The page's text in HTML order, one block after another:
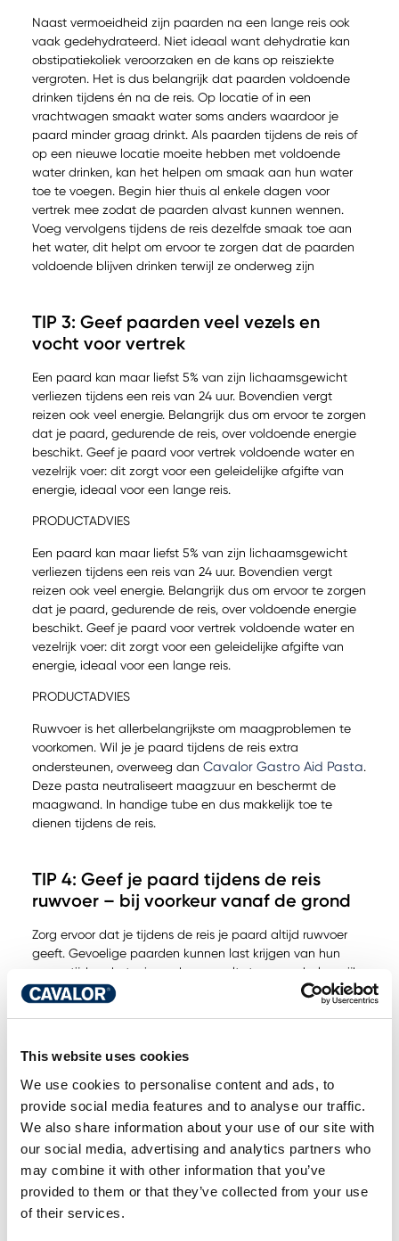
This website uses cookies
We use cookies to personalise content and ads, to
provide social media features and to analyse our traffic.
We also share information about your use of our site with
our social media, advertising and analytics partners who
may combine it with other information that you’ve
provided to them or that they’ve collected from your use
of their services.
Naast vermoeidheid zijn paarden na een lange reis ook
vaak gedehydrateerd. Niet ideaal want dehydratie kan
obstipatiekoliek veroorzaken en de kans op reisziekte
vergroten. Het is dus belangrijk dat paarden voldoende
drinken tijdens én na de reis. Op locatie of in een
vrachtwagen smaakt water soms anders waardoor je
paard minder graag drinkt. Als paarden tijdens de reis of
op een nieuwe locatie moeite hebben met voldoende
water drinken, kan het helpen om smaak aan hun water
toe te voegen. Begin hier thuis al enkele dagen voor
vertrek mee zodat de paarden alvast kunnen wennen.
Voeg vervolgens tijdens de reis dezelfde smaak toe aan
het water, dit helpt om ervoor te zorgen dat de paarden
voldoende blijven drinken terwijl ze onderweg zijn
TIP 3: Geef paarden veel vezels en
vocht voor vertrek
Een paard kan maar liefst 5% van zijn lichaamsgewicht
verliezen tijdens een reis van 24 uur. Bovendien vergt
reizen ook veel energie. Belangrijk dus om ervoor te zorgen
dat je paard, gedurende de reis, over voldoende energie
beschikt. Geef je paard voor vertrek voldoende water en
vezelrijk voer: dit zorgt voor een geleidelijke afgifte van
energie, ideaal voor een lange reis.
PRODUCTADVIES
Een paard kan maar liefst 5% van zijn lichaamsgewicht
verliezen tijdens een reis van 24 uur. Bovendien vergt
reizen ook veel energie. Belangrijk dus om ervoor te zorgen
dat je paard, gedurende de reis, over voldoende energie
beschikt. Geef je paard voor vertrek voldoende water en
vezelrijk voer: dit zorgt voor een geleidelijke afgifte van
energie, ideaal voor een lange reis.
PRODUCTADVIES
Ruwvoer is het allerbelangrijkste om maagproblemen te
voorkomen. Wil je je paard tijdens de reis extra
ondersteunen, overweeg dan Cavalor Gastro Aid Pasta.
Deze pasta neutraliseert maagzuur en beschermt de
maagwand. In handige tube en dus makkelijk toe te
dienen tijdens de reis.
TIP 4: Geef je paard tijdens de reis
ruwvoer – bij voorkeur vanaf de grond
Zorg ervoor dat je tijdens de reis je paard altijd ruwvoer
geeft. Gevoelige paarden kunnen last krijgen van hun
maag tijdens het reizen, daar speelt stress een belangrijke
rol maar ook de vulling van de maag. Maagzuur wordt bij
het paard constant geproduceerd. Wanneer de maag
steeds ruwvoer vanop de grond om infecties zoals
reiskoorts te voorkomen. Om infecties, zoals reiskoorts, te
vermijden zorg je ervoor dat je paard zijn hoofd
neerwaarts kan bewegen. Zo kan je paard bacteriën
TIP 5: Rust is het beste medicijn voor
herstel na een lange reis